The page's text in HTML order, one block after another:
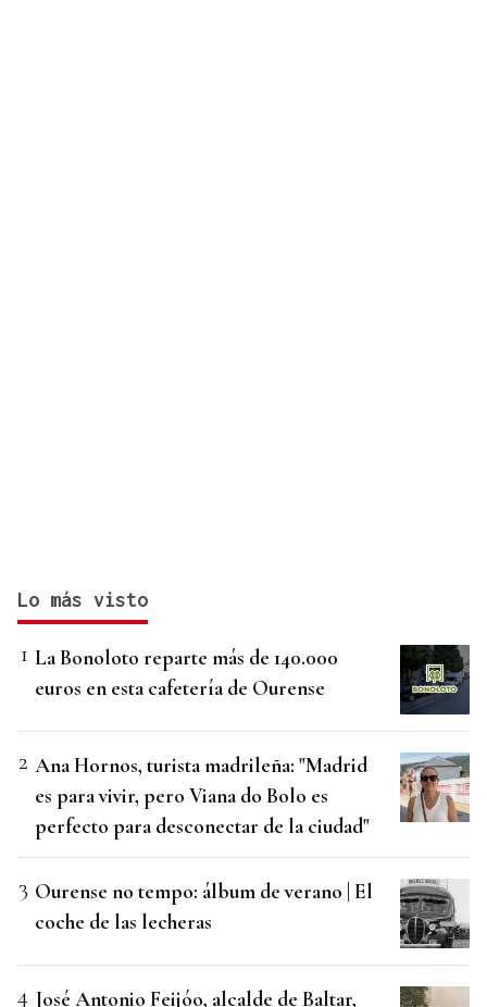
Lo más visto
La Bonoloto reparte más de 140.000
euros en esta cafetería de Ourense
Ana Hornos, turista madrileña: "Madrid
es para vivir, pero Viana do Bolo es
perfecto para desconectar de la ciudad"
Ourense no tempo: álbum de verano | El
coche de las lecheras
José Antonio Feijóo, alcalde de Baltar,